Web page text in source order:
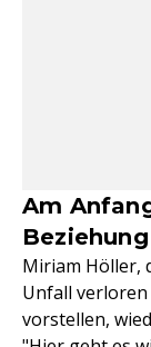
Am
Beziehung
Miriam Höller,
Unfall
vorstellen,